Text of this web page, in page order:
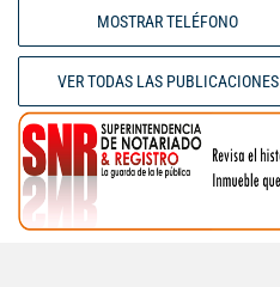
MOSTRAR TELÉFONO
VER TODAS LAS PUBLICACIONES